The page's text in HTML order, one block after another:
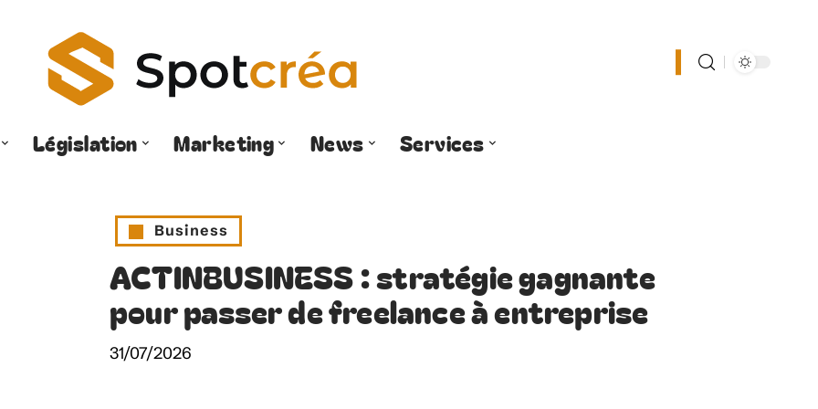
Législation Marketing News Services
Business
ACTINBUSINESS : stratégie gagnante
pour passer de freelance à entreprise
31/07/2026